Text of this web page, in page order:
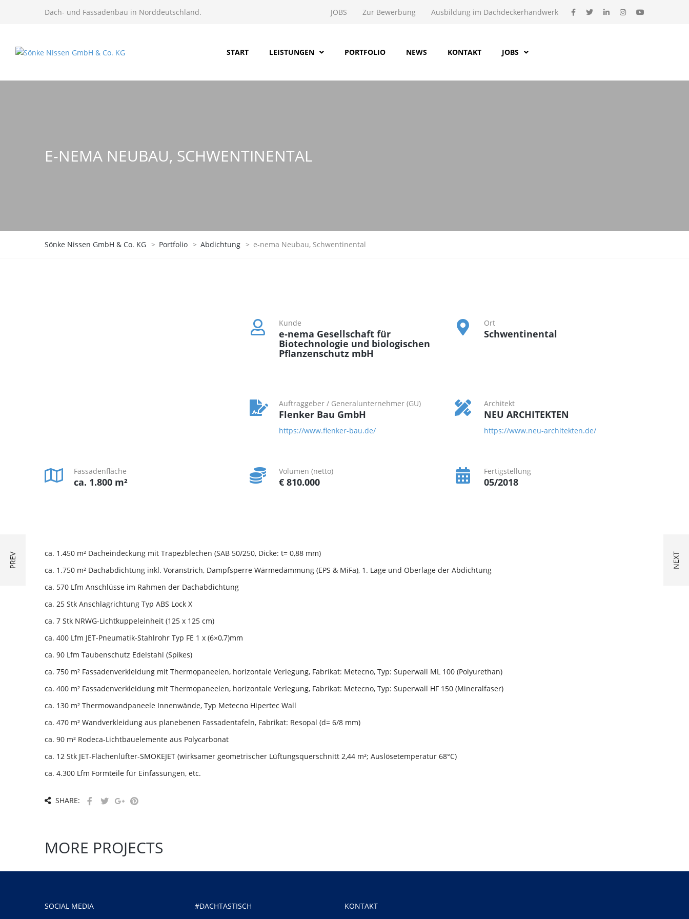
Dach- und Fassadenbau in Norddeutschland. JOBS Zur Bewerbung Ausbildung im Dachdeckerhandwerk
START LEISTUNGEN PORTFOLIO NEWS KONTAKT JOBS
E-NEMA NEUBAU, SCHWENTINENTAL
Sönke Nissen GmbH & Co. KG > Portfolio > Abdichtung > e-nema Neubau, Schwentinental
Kunde
e-nema Gesellschaft für
Biotechnologie und biologischen
Pflanzenschutz mbH
Ort
Schwentinental
Auftraggeber / Generalunternehmer (GU)
Flenker Bau GmbH
https://www.flenker-bau.de/
Architekt
NEU ARCHITEKTEN
https://www.neu-architekten.de/
Fassadenfläche
ca. 1.800 m²
Volumen (netto)
€ 810.000
Fertigstellung
05/2018
ca. 1.450 m² Dacheindeckung mit Trapezblechen (SAB 50/250, Dicke: t= 0,88 mm)
ca. 1.750 m² Dachabdichtung inkl. Voranstrich, Dampfsperre Wärmedämmung (EPS & MiFa), 1. Lage und Oberlage der Abdichtung
ca. 570 Lfm Anschlüsse im Rahmen der Dachabdichtung
ca. 25 Stk Anschlagrichtung Typ ABS Lock X
ca. 7 Stk NRWG-Lichtkuppeleinheit (125 x 125 cm)
ca. 400 Lfm JET-Pneumatik-Stahlrohr Typ FE 1 x (6×0,7)mm
ca. 90 Lfm Taubenschutz Edelstahl (Spikes)
ca. 750 m² Fassadenverkleidung mit Thermopaneelen, horizontale Verlegung, Fabrikat: Metecno, Typ: Superwall ML 100 (Polyurethan)
ca. 400 m² Fassadenverkleidung mit Thermopaneelen, horizontale Verlegung, Fabrikat: Metecno, Typ: Superwall HF 150 (Mineralfaser)
ca. 130 m² Thermowandpaneele Innenwände, Typ Metecno Hipertec Wall
ca. 470 m² Wandverkleidung aus planebenen Fassadentafeln, Fabrikat: Resopal (d= 6/8 mm)
ca. 90 m² Rodeca-Lichtbauelemente aus Polycarbonat
ca. 12 Stk JET-Flächenlüfter-SMOKEJET (wirksamer geometrischer Lüftungsquerschnitt 2,44 m²; Auslösetemperatur 68°C)
ca. 4.300 Lfm Formteile für Einfassungen, etc.
SHARE:
MORE PROJECTS
SOCIAL MEDIA #DACHTASTISCH KONTAKT